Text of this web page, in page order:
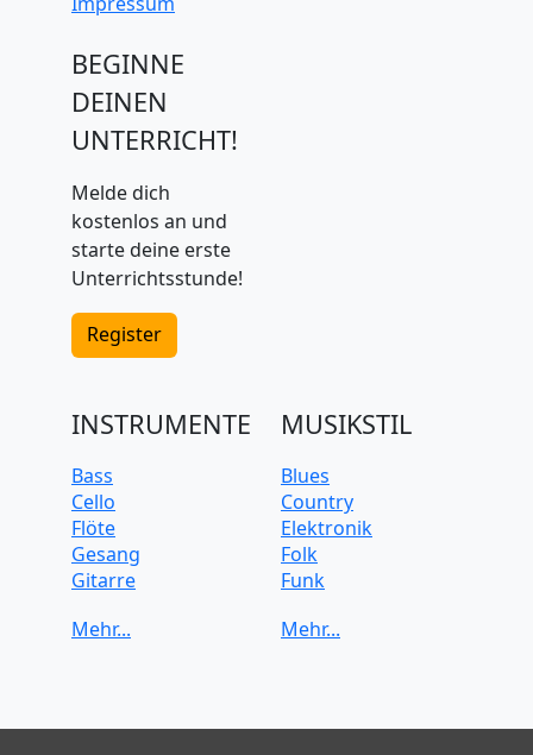
BEGINNE
DEINEN
UNTERRICHT!
Melde dich
kostenlos an und
starte deine erste
Unterrichtsstunde!
Register
INSTRUMENTE
Bass
Cello
Flöte
Gesang
Gitarre
Klarinette
Schlagzeug
MUSIKSTIL
Blues
Country
Elektronik
Folk
Funk
Klassik